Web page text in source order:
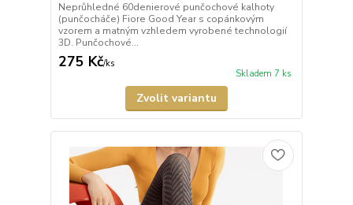
Neprůhledné 60denierové punčochové kalhoty
(punčocháče) Fiore Good Year s copánkovým
vzorem a matným vzhledem vyrobené technologií
3D. Punčochové...
275 Kč/ks
Skladem 7 ks
Zvolit variantu